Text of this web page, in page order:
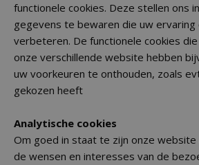
functionele cookies. Deze stellen ons
gegevens te bewaren die uw
verbeteren. De functionele cookies
onze verschillende website hebben
uw voorkeuren te onthouden, zoals
gekozen heeft
Analytische cookies
Om goed in staat te zijn onze website
de wensen en interesses van de